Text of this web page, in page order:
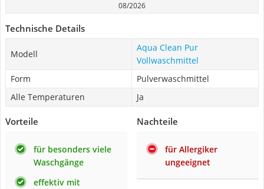
08/2026
Technische Details
Modell
Aqua Clean Pur
Vollwaschmittel
Form
Pulverwaschmittel
Alle Temperaturen
Ja
Vorteile
für besonders viele
Waschgänge
effektiv mit
Nachteile
für Allergiker
ungeeignet